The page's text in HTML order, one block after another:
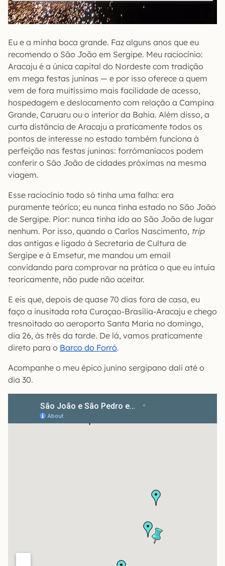
Eu e a minha boca grande. Faz alguns anos que eu
recomendo o São João em Sergipe. Meu raciocínio:
Aracaju é a única capital do Nordeste com tradição
em mega festas juninas — e por isso oferece a quem
vem de fora muitíssimo mais facilidade de acesso,
hospedagem e deslocamento com relação a Campina
Grande, Caruaru ou o interior da Bahia. Além disso, a
curta distância de Aracaju a praticamente todos os
pontos de interesse no estado também funciona à
perfeição nas festas juninas: forrómaníacos podem
conferir o São João de cidades próximas na mesma
viagem.
Esse raciocínio todo só tinha uma falha: era
puramente teórico; eu nunca tinha estado no São João
de Sergipe. Pior: nunca tinha ido ao São João de lugar
nenhum. Por isso, quando o Carlos Nascimento, trip
das antigas e ligado à Secretaria de Cultura de
Sergipe e à Emsetur, me mandou um email
convidando para comprovar na prática o que eu intuía
teoricamente, não pude não aceitar.
E eis que, depois de quase 70 dias fora de casa, eu
faço a inusitada rota Curaçao-Brasília-Aracaju e chego
tresnoitado ao aeroporto Santa Maria no domingo,
dia 26, às três da tarde. De lá, vamos praticamente
direto para o Barco do Forró.
Acompanhe o meu épico junino sergipano dali até o
dia 30.